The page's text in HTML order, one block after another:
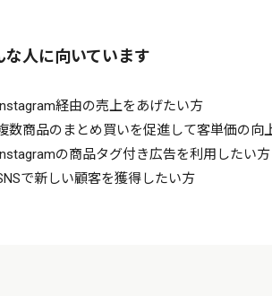
な人に向いています
経由の売上をあげたい方
数商品のまとめ買いを促進して客単価の向
の商品タグ付き広告を利用したい方
で新しい顧客を獲得したい方